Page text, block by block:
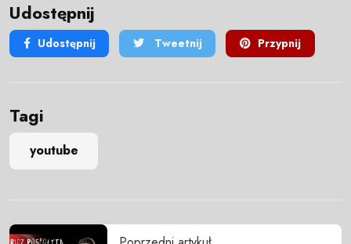
Udostępnij
Udostępnij Tweetnij Przypnij
Tagi
youtube